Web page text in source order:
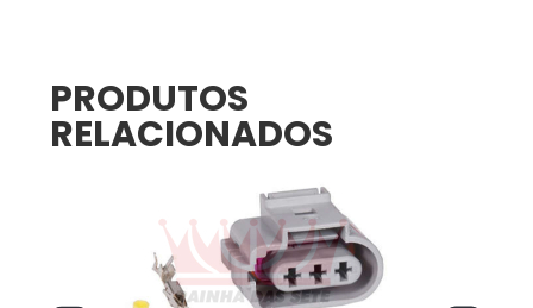
PRODUTOS
RELACIONADOS